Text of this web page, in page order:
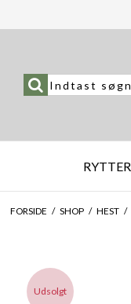
RYTTER
FORSIDE / SHOP / HEST /
Udsolgt